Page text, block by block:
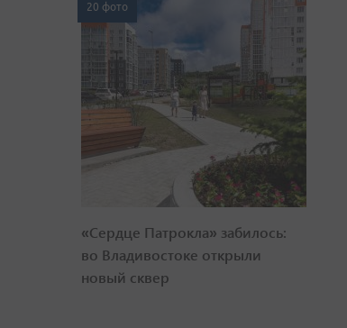
20 фото
«Сердце Патрокла» забилось:
во Владивостоке открыли
новый сквер